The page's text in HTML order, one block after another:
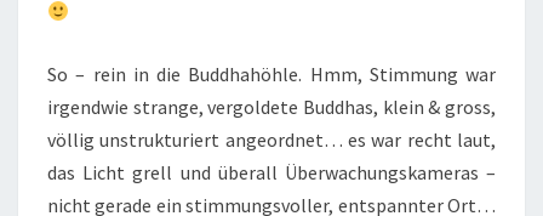
So – rein in die Buddhahöhle. Hmm, Stimmung war
irgendwie strange, vergoldete Buddhas, klein & gross,
völlig unstrukturiert angeordnet… es war recht laut,
das Licht grell und überall Überwachungskameras –
nicht gerade ein stimmungsvoller, entspannter Ort…